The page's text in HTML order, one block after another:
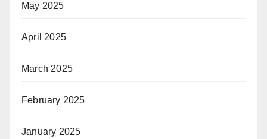
May 2025
April 2025
March 2025
February 2025
January 2025